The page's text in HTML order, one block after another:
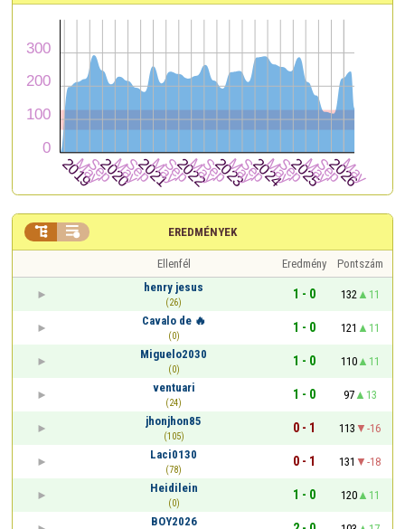
EREDMÉNYEK
 
Ellenfél Eredmény
Pontszám
henry jesus
(26)
1 - 0 132
11
Cavalo de 🔥
(0)
1 - 0 121
11
Miguelo2030
(0)
1 - 0 110
11
ventuari
(24)
1 - 0 97
13
jhonjhon85
(105)
0 - 1 113
-16
Laci0130
(78)
0 - 1 131
-18
Heidilein
(0)
1 - 0 120
11
BOY2026